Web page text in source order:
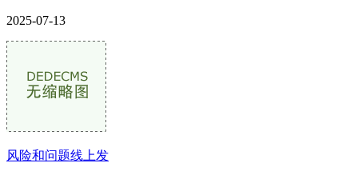
2025-07-13
风险和问题线上发